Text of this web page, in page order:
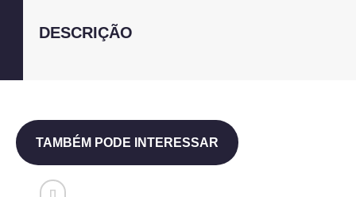
DESCRIÇÃO
TAMBÉM PODE INTERESSAR